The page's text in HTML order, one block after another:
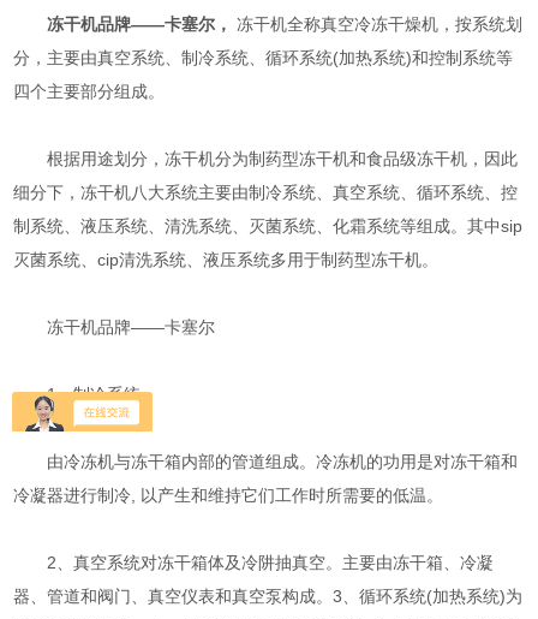
冻干机品牌——卡塞尔， 冻干机全称真空冷冻干燥机，按系统划
分，主要由真空系统、制冷系统、循环系统(加热系统)和控制系统等
四个主要部分组成。
根据用途划分，冻干机分为制药型冻干机和食品级冻干机，因此
细分下，冻干机八大系统主要由制冷系统、真空系统、循环系统、控
制系统、液压系统、清洗系统、灭菌系统、化霜系统等组成。其中sip
灭菌系统、cip清洗系统、液压系统多用于制药型冻干机。
冻干机品牌——卡塞尔
1、制冷系统
由冷冻机与冻干箱内部的管道组成。冷冻机的功用是对冻干箱和
冷凝器进行制冷, 以产生和维持它们工作时所需要的低温。
2、真空系统对冻干箱体及冷阱抽真空。主要由冻干箱、冷凝
器、管道和阀门、真空仪表和真空泵构成。3、循环系统(加热系统)为